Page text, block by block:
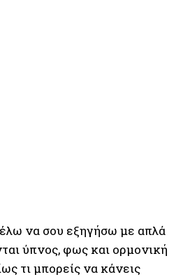
να σου εξηγήσω με απλά
ύπνος, φως και ορμονική
τι μπορείς να κάνεις